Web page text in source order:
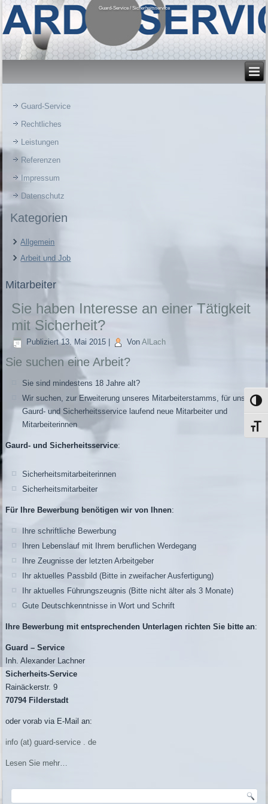
Guard-Service / Sicherheitsservice
Guard-Service
Rechtliches
Leistungen
Referenzen
Impressum
Datenschutz
Kategorien
Allgemein
Arbeit und Job
Mitarbeiter
Sie haben Interesse an einer Tätigkeit
mit Sicherheit?
Publiziert 13. Mai 2015 Von AlLach
Sie suchen eine Arbeit?
Sie sind mindestens 18 Jahre alt?
Wir suchen, zur Erweiterung unseres Mitarbeiterstamms, für unseren
Gaurd- und Sicherheitsservice laufend neue Mitarbeiter und
Mitarbeiterinnen
Gaurd- und Sicherheitsservice:
Sicherheitsmitarbeiterinnen
Sicherheitsmitarbeiter
Für Ihre Bewerbung benötigen wir von Ihnen:
Ihre schriftliche Bewerbung
Ihren Lebenslauf mit Ihrem beruflichen Werdegang
Ihre Zeugnisse der letzten Arbeitgeber
Ihr aktuelles Passbild (Bitte in zweifacher Ausfertigung)
Ihr aktuelles Führungszeugnis (Bitte nicht älter als 3 Monate)
Gute Deutschkenntnisse in Wort und Schrift
Ihre Bewerbung mit entsprechenden Unterlagen richten Sie bitte an:
Guard – Service
Inh. Alexander Lachner
Sicherheits-Service
Rainäckerstr. 9
70794 Filderstadt
oder vorab via E-Mail an:
info (at) guard-service . de
Lesen Sie mehr…
Search